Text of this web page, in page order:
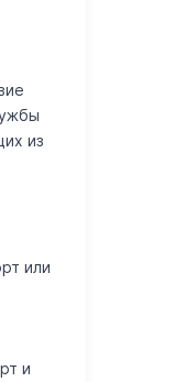
из
или
и